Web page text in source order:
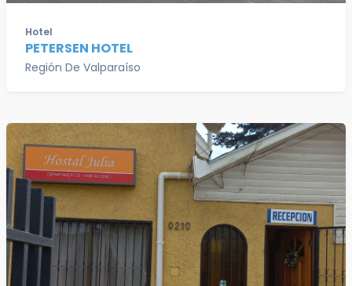
Hotel
PETERSEN HOTEL
Región De Valparaíso